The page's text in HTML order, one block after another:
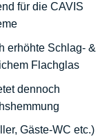
für die CAVIS
erhöhte Schlag- &
Flachglas
dennoch
Gäste-WC etc.)